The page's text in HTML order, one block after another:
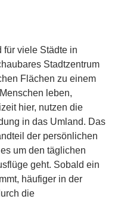
für viele Städte in
Stadtzentrum
Flächen zu einem
leben,
hier, nutzen die
in das Umland. Das
der persönlichen
um den täglichen
geht. Sobald ein
häufiger in der
die